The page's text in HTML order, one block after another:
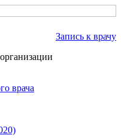
Запись к врачу
врача